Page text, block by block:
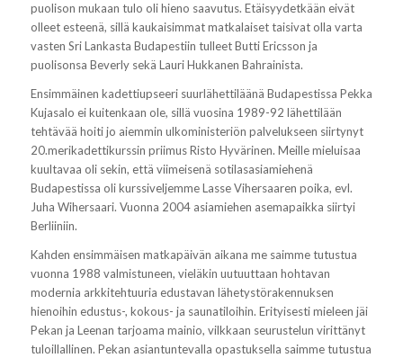
puolison mukaan tulo oli hieno saavutus. Etäisyydetkään eivät
olleet esteenä, sillä kaukaisimmat matkalaiset taisivat olla varta
vasten Sri Lankasta Budapestiin tulleet Butti Ericsson ja
puolisonsa Beverly sekä Lauri Hukkanen Bahrainista.
Ensimmäinen kadettiupseeri suurlähettiläänä Budapestissa Pekka
Kujasalo ei kuitenkaan ole, sillä vuosina 1989-92 lähettilään
tehtävää hoiti jo aiemmin ulkoministeriön palvelukseen siirtynyt
20.merikadettikurssin priimus Risto Hyvärinen. Meille mieluisaa
kuultavaa oli sekin, että viimeisenä sotilasasiamiehenä
Budapestissa oli kurssiveljemme Lasse Vihersaaren poika, evl.
Juha Wihersaari. Vuonna 2004 asiamiehen asemapaikka siirtyi
Berliiniin.
Kahden ensimmäisen matkapäivän aikana me saimme tutustua
vuonna 1988 valmistuneen, vieläkin uutuuttaan hohtavan
modernia arkkitehtuuria edustavan lähetystörakennuksen
hienoihin edustus-, kokous- ja saunatiloihin. Erityisesti mieleen jäi
Pekan ja Leenan tarjoama mainio, vilkkaan seurustelun virittänyt
tuloillallinen. Pekan asiantuntevalla opastuksella saimme tutustua